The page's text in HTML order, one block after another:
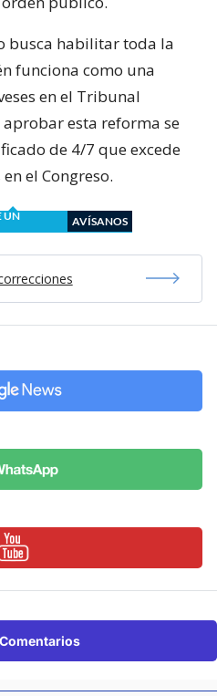
busca habilitar toda la
funciona como una
en el Tribunal
aprobar esta reforma se
de 4/7 que excede
el Congreso.
UN
AVÍSANOS